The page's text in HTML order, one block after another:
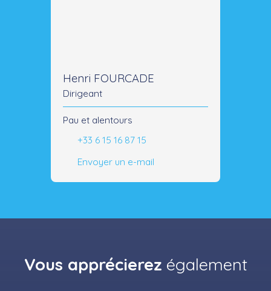
Henri FOURCADE
Dirigeant
Pau et alentours
+33 6 15 16 87 15
Envoyer un e-mail
Vous apprécierez également